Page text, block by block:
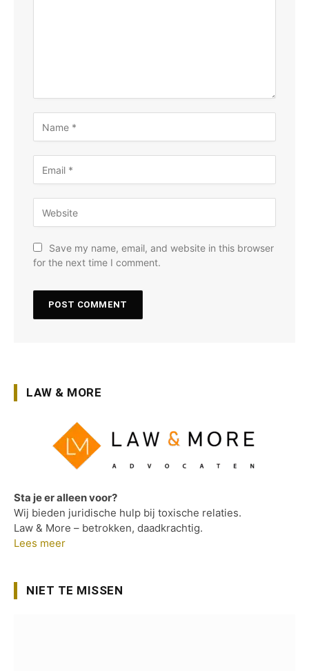
Save my name, email, and website in this browser
for the next time I comment.
LAW & MORE
Sta je er alleen voor?
Wij bieden juridische hulp bij toxische relaties.
Law & More – betrokken, daadkrachtig.
Lees meer
NIET TE MISSEN